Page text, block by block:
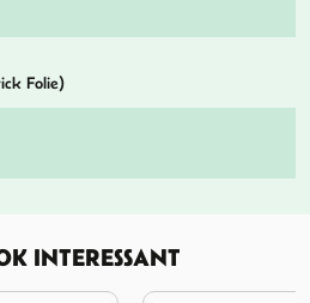
Folie)
INTERESSANT